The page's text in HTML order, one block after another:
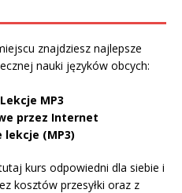
znajdziesz najlepsze
nauki języków obcych:
MP3
przez Internet
lekcje (MP3)
kurs odpowiedni dla siebie i
kosztów przesyłki oraz z